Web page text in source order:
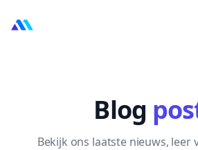
MarktMentor
Blog
Bekijk ons laatste nieuws, leer